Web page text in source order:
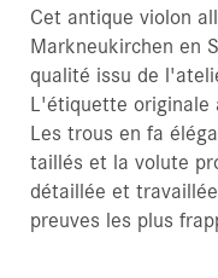
Cet antique violon
Markneukirchen en
qualité issu de
L'étiquette originale
Les trous en fa
taillés et la volute
détaillée et
preuves les plus